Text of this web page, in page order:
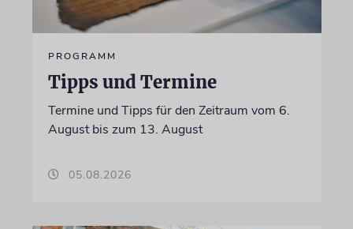
PROGRAMM
Tipps und Termine
Termine und Tipps für den Zeitraum vom 6.
August bis zum 13. August
05.08.2026